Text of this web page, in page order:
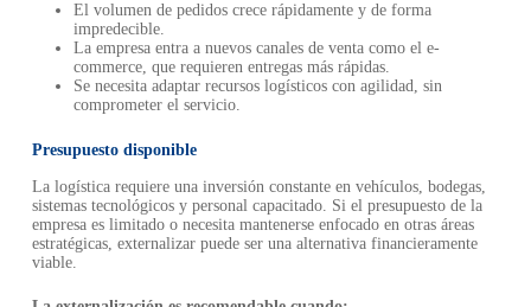
El volumen de pedidos crece rápidamente y de forma
impredecible.
La empresa entra a nuevos canales de venta como el e-
commerce, que requieren entregas más rápidas.
Se necesita adaptar recursos logísticos con agilidad, sin
comprometer el servicio.
Presupuesto disponible
La logística requiere una inversión constante en vehículos, bodegas,
sistemas tecnológicos y personal capacitado. Si el presupuesto de la
empresa es limitado o necesita mantenerse enfocado en otras áreas
estratégicas, externalizar puede ser una alternativa financieramente
viable.